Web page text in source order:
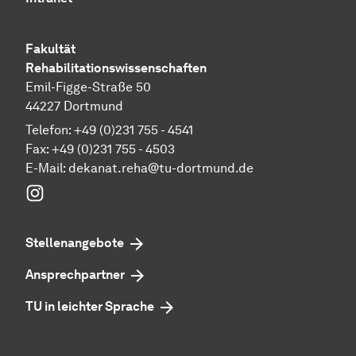
Fakultät
Rehabilitationswissenschaften
Emil-Figge-Straße 50
44227 Dortmund
Telefon: +49 (0)231 755 - 4541
Fax: +49 (0)231 755 - 4503
E-Mail: dekanat.reha@tu-dortmund.de
Stellenangebote
Ansprechpartner
TU in leichter Sprache